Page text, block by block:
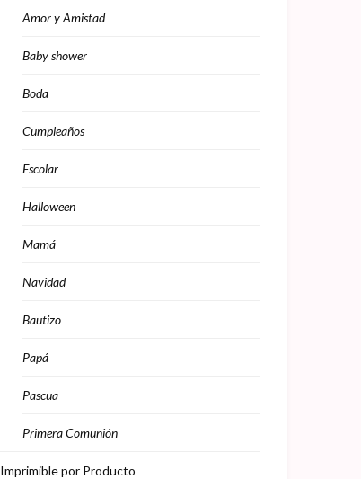
Amor y Amistad
Baby shower
Boda
Cumpleaños
Escolar
Halloween
Mamá
Navidad
Bautizo
Papá
Pascua
Primera Comunión
Imprimible por Producto